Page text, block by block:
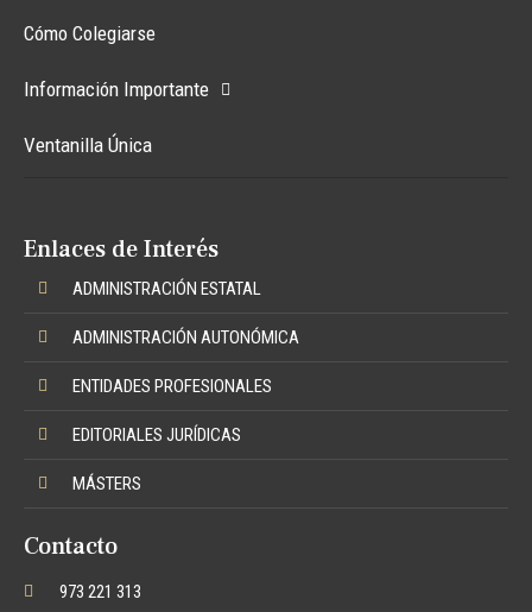
Cómo Colegiarse
Información Importante
Ventanilla Única
Enlaces de Interés
ADMINISTRACIÓN ESTATAL
ADMINISTRACIÓN AUTONÓMICA
ENTIDADES PROFESIONALES
EDITORIALES JURÍDICAS
MÁSTERS
Contacto
973 221 313